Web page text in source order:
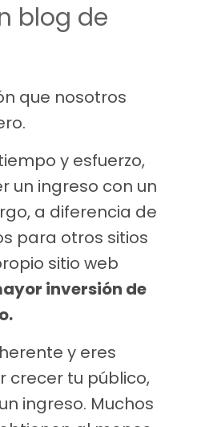
blog de
que nosotros
y esfuerzo,
un ingreso con un
a diferencia de
para otros sitios
sitio web
inversión de
y eres
crecer tu público,
ingreso. Muchos